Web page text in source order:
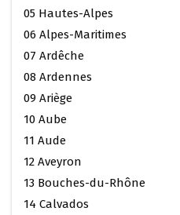
05 Hautes-Alpes
06 Alpes-Maritimes
07 Ardêche
08 Ardennes
09 Ariège
10 Aube
11 Aude
12 Aveyron
13 Bouches-du-Rhône
14 Calvados